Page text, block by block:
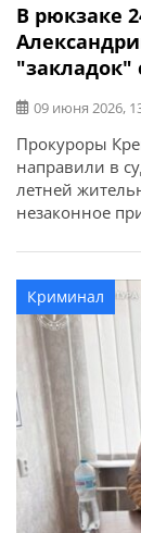
В рюкзаке
"закладок"
09 июня 2026,
Прокуроры
направили в
летней
незаконное
психотропных
размерах (ч. 3
Полтавская
апреле 2026
Криминал